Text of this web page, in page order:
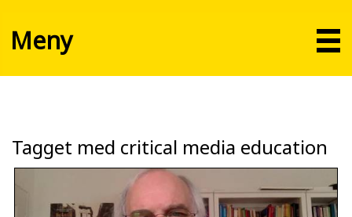
Meny
Tagget med critical media education